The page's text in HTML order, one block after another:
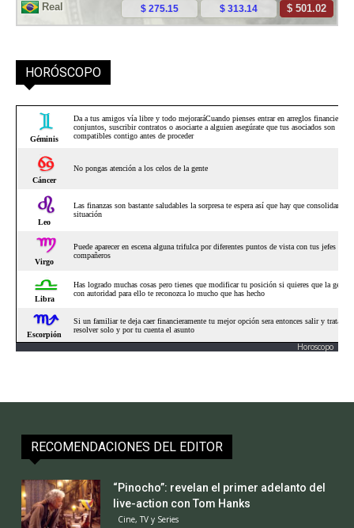
HORÓSCOPO
Horoscopo
RECOMENDACIONES DEL EDITOR
“Pinocho”: revelan el primer adelanto del
live-action con Tom Hanks
Cine, TV y Series